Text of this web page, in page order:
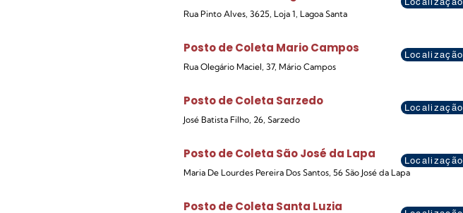
Rua Pinto Alves, 3625, Loja 1, Lagoa Santa
Posto de Coleta Mario Campos
Localização
Rua Olegário Maciel, 37, Mário Campos
Posto de Coleta Sarzedo
Localização
José Batista Filho, 26, Sarzedo
Posto de Coleta São José da Lapa
Localização
Maria De Lourdes Pereira Dos Santos, 56 São José da Lapa
Posto de Coleta Santa Luzia